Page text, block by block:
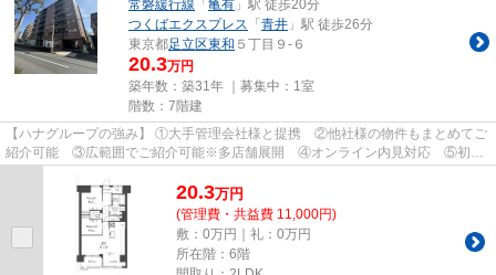
常磐緩行線 「 亀有 」駅 徒歩20分
つくばエクスプレス 「 青井 」駅 徒歩26分
東京都足立区東和 ５丁目９-６
20.3万円
築年数：築31年 ｜募集中： 1室
階数：7階建
【ハナグループの強み】 ①大手管理会社様と提携 ②他社様の物件もまとめてご
紹介可能 ③広範囲でご紹介可能※多店舗展開 ④オンライン内見対応 ⑤初期
20.3万円
(管理費・共益費 11,000円)
敷：0万円｜礼：0万円
所在階：6階